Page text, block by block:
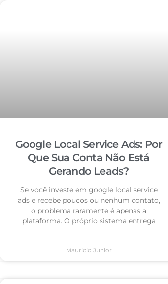
Google Local Service Ads: Por
Que Sua Conta Não Está
Gerando Leads?
Se você investe em google local service
ads e recebe poucos ou nenhum contato,
o problema raramente é apenas a
plataforma. O próprio sistema entrega
Mauricio Junior